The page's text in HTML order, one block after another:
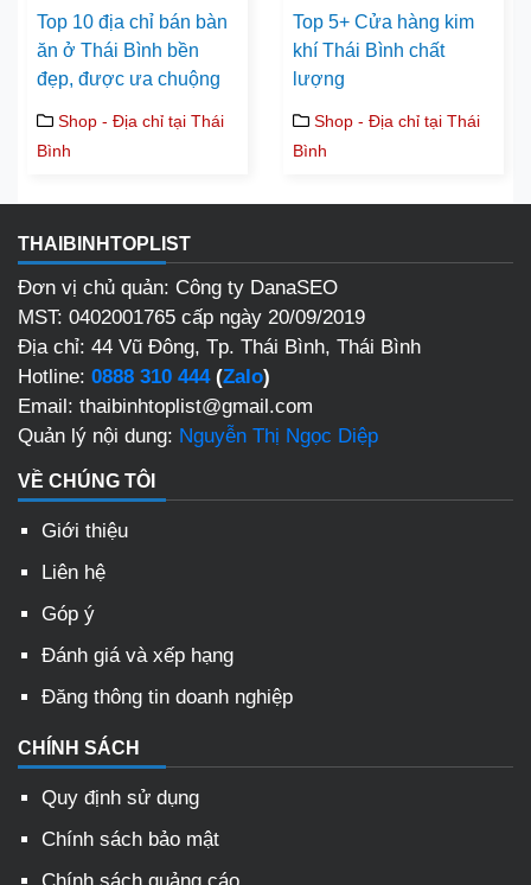
Top 10 địa chỉ bán bàn
ăn ở Thái Bình bền
đẹp, được ưa chuộng
Shop - Địa chỉ tại Thái
Bình
Top 5+ Cửa hàng kim
khí Thái Bình chất
lượng
Shop - Địa chỉ tại Thái
Bình
THAIBINHTOPLIST
Đơn vị chủ quản: Công ty DanaSEO
MST: 0402001765 cấp ngày 20/09/2019
Địa chỉ: 44 Vũ Đông, Tp. Thái Bình, Thái Bình
Hotline: 0888 310 444(Zalo)
Email: thaibinhtoplist@gmail.com
Quản lý nội dung: Nguyễn Thị Ngọc Diệp
VỀ CHÚNG TÔI
Giới thiệu
Liên hệ
Góp ý
Đánh giá và xếp hạng
Đăng thông tin doanh nghiệp
CHÍNH SÁCH
Quy định sử dụng
Chính sách bảo mật